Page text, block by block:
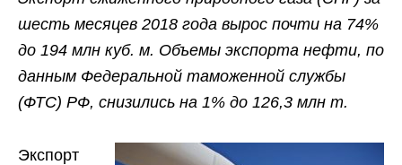
шесть месяцев 2018 года вырос почти на 74%
до 194 млн куб. м. Объемы экспорта нефти, по
данным Федеральной таможенной службы
(ФТС) РФ, снизились на 1% до 126,3 млн т.
Экспорт